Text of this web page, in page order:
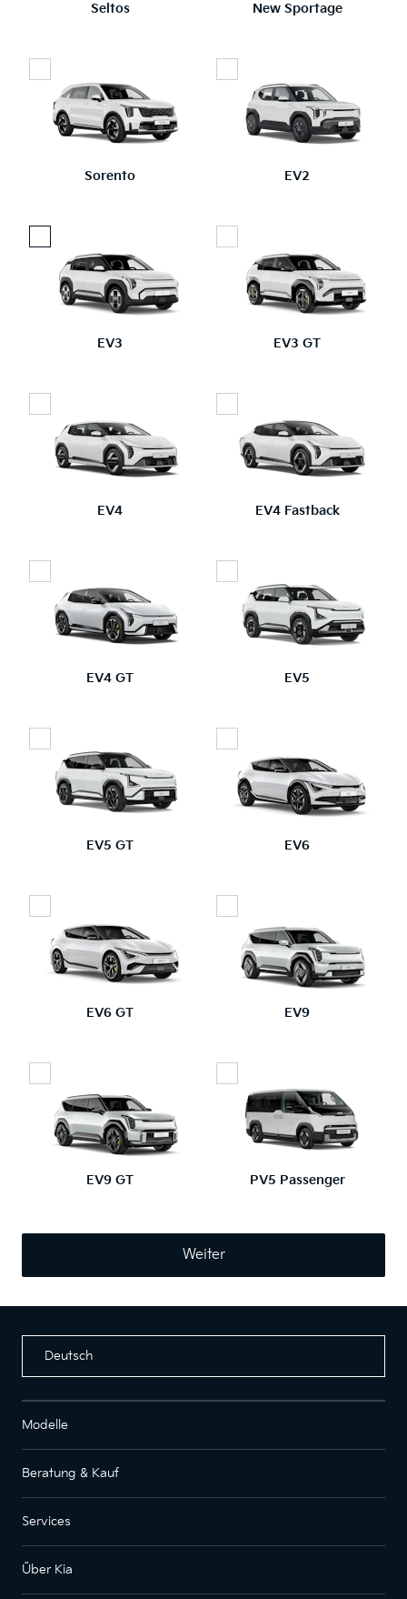
Seltos New Sportage
Sorento EV2
EV3 EV3 GT
EV4 EV4 Fastback
EV4 GT EV5
EV5 GT EV6
EV6 GT EV9
EV9 GT PV5 Passenger
Weiter
Deutsch
Modelle
Beratung & Kauf
Services
Über Kia